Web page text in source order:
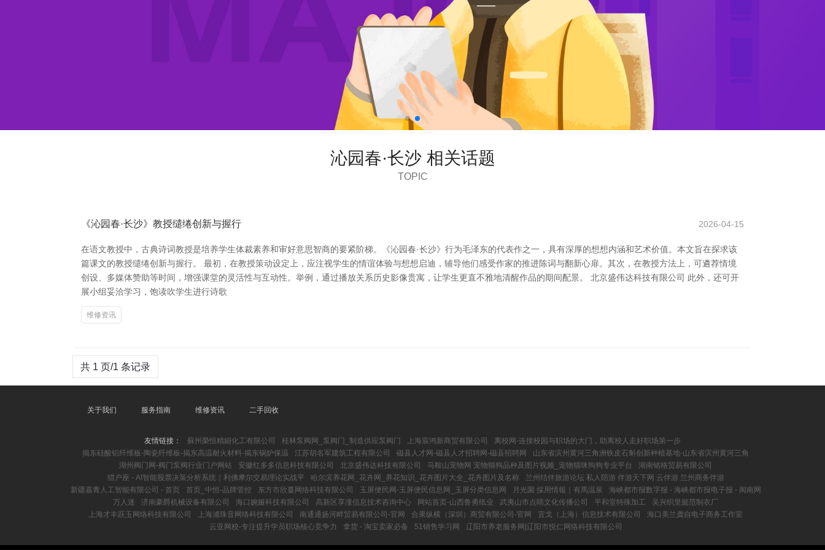
沁园春·长沙 相关话题
TOPIC
《沁园春·长沙》教授缱绻创新与握行 2026-04-15
在语文教授中，古典诗词教授是培养学生体裁素养和审好意思智商的要紧阶梯。《沁园春·长沙》行为毛泽东的代表作之一，具有深厚的想想内涵和艺术价值。本文旨在探求该
篇课文的教授缱绻创新与握行。 最初，在教授策动设定上，应注视学生的情谊体验与想想启迪，辅导他们感受作家的推进陈词与翻新心扉。其次，在教授方法上，可遴荐情境
创设、多媒体赞助等时间，增强课堂的灵活性与互动性。举例，通过播放关系历史影像贵寓，让学生更直不雅地清醒作品的期间配景。 北京盛伟达科技有限公司 此外，还可开
展小组妥洽学习，饱读吹学生进行诗歌
维修资讯
共 1 页/1 条记录
关于我们 服务指南 维修资讯 二手回收
友情链接： 蘇州榮恒精細化工有限公司 桂林泵阀网_泵阀门_制造供应泵阀门 上海宸鸿新商贸有限公司
离校网-连接校园与职场的大门，助离校人走好职场第一步
揭东硅酸铝纤维板-陶瓷纤维板-揭东高温耐火材料-揭东锅炉保温
江苏胡名军建筑工程有限公司 磁县人才网-磁县人才招聘网-磁县招聘网
山东省滨州黄河三角洲铁皮石斛创新种植基地-山东省滨州黄河三角
湖州阀门网-阀门泵阀行业门户网站
安徽红多多信息科技有限公司 北京盛伟达科技有限公司 马鞍山宠物网 宠物猫狗品种及图片视频_宠物猫咪狗狗专业平台
湖南铭格贸易有限公司
猎户座 - AI智能股票决策分析系统｜利佛摩尔交易理论实战平
哈尔滨养花网_花卉网_养花知识_花卉图片大全_花卉图片及名称
兰州结伴旅游论坛 私人陪游 伴游天下网 云伴游 兰州商务伴游
新疆嘉青人工智能有限公司 - 首页
首页_中恒-品牌管控 东方市欣蔓网络科技有限公司 玉屏便民网-玉屏便民信息网_玉屏分类信息网 月光園 採用情報｜有馬温泉
海峡都市报数字报 - 海峡都市报电子报 - 闽南网
万人迷
济南豪爵机械设备有限公司 海口婉娅科技有限公司 高新区享涨信息技术咨询中心 网站首页-山西鲁勇纸业 武夷山市点睛文化传播公司 平和堂特殊加工
吴兴织里懿范制衣厂
上海才丰跃玉网络科技有限公司
上海浦珠音网络科技有限公司 南通通扬河畔贸易有限公司-官网 合果纵横（深圳）商贸有限公司-官网 宜戈（上海）信息技术有限公司
海口美兰龚自电子商务工作室
云亚网校-专注提升学员职场核心竞争力
拿货 - 淘宝卖家必备 51销售学习网 辽阳市养老服务网|辽阳市悦仁网络科技有限公司